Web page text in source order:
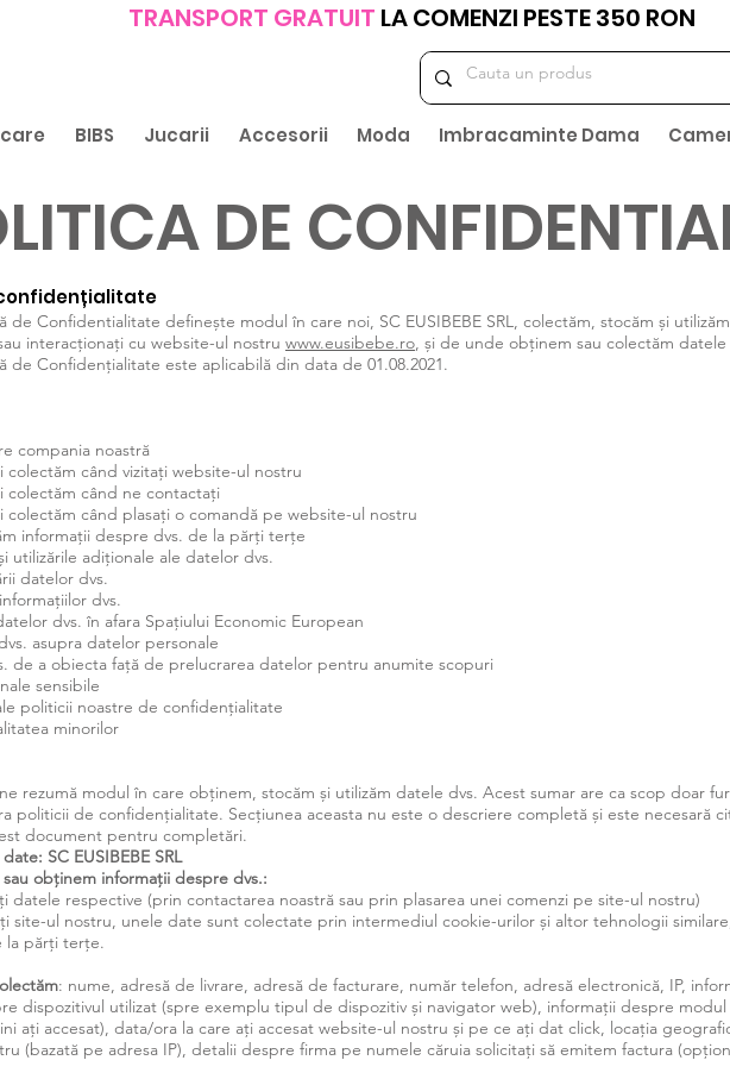
TRANSPORT GRATUIT LA COMENZI PESTE 350 RON
BIBS Jucarii Accesorii Moda Imbracaminte Dama
DE
de Confidentialitate definește modul în care noi, SC EUSIBEBE SRL, colectăm, stocăm și
interacționați cu website-ul nostru www.eusibebe.ro, și de unde obținem sau colectăm datele
de Confidențialitate este aplicabilă din data de 01.08.2021.
compania noastră
colectăm când vizitați website-ul nostru
colectăm când ne contactați
colectăm când plasați o comandă pe website-ul nostru
informații despre dvs. de la părți terțe
utilizările adiționale ale datelor dvs.
datelor dvs.
dvs.
dvs. în afara Spațiului Economic European
asupra datelor personale
de a obiecta față de prelucrarea datelor pentru anumite scopuri
sensibile
politicii noastre de confidențialitate
minorilor
rezumă modul în care obținem, stocăm și utilizăm datele dvs. Acest sumar are ca scop doar
politicii de confidențialitate. Secțiunea aceasta nu este o descriere completă și este necesară
document pentru completări.
SC EUSIBEBE SRL
obținem informații despre dvs.:
datele respective (prin contactarea noastră sau prin plasarea unei comenzi pe site-ul nostru)
site-ul nostru, unele date sunt colectate prin intermediul cookie-urilor și altor tehnologii
la părți terțe.
: nume, adresă de livrare, adresă de facturare, număr telefon, adresă electronică, IP,
dispozitivul utilizat (spre exemplu tipul de dispozitiv și navigator web), informații despre
ați accesat), data/ora la care ați accesat website-ul nostru și pe ce ați dat click, locația
(bazată pe adresa IP), detalii despre firma pe numele căruia solicitați să emitem factura